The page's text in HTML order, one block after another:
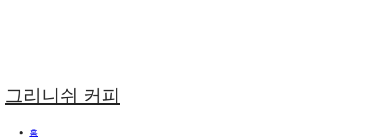
그리니쉬 커피
홈